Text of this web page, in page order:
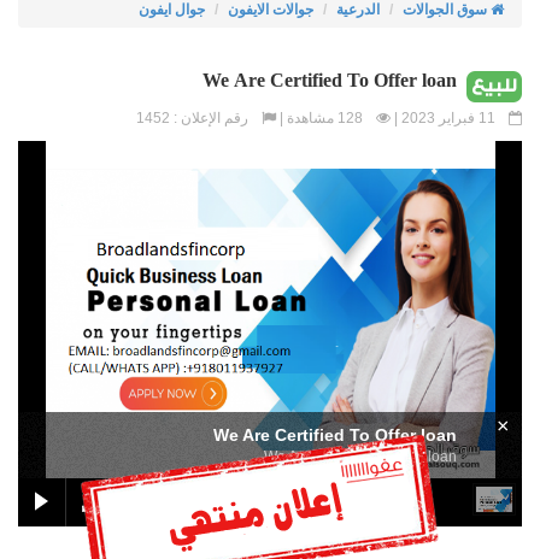
سوق الجوالات الدرعية جوالات الايفون جوال ايفون
للبيع We Are Certified To Offer loan
رقم الإعلان : 1452
We Are Certified To Offer loan
We Are Certified To Offer loan
×